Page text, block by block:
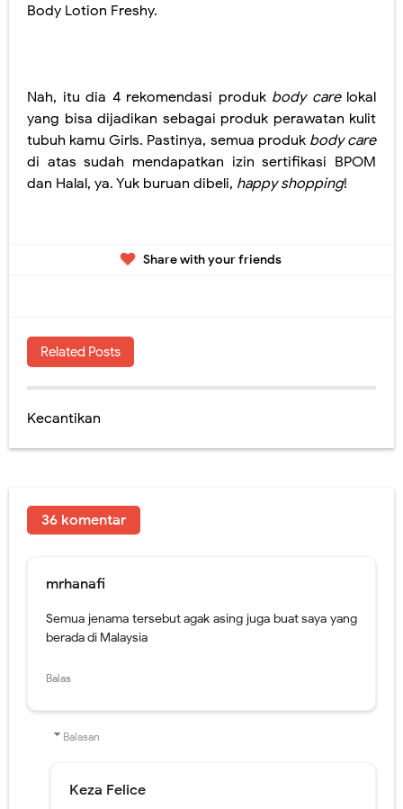
tubuh kamu Girls. Pastinya, semua produk
Share with your friends
36 komentar
mrhanafi
berada di Malaysia
beberapa merek tersebut
Balas